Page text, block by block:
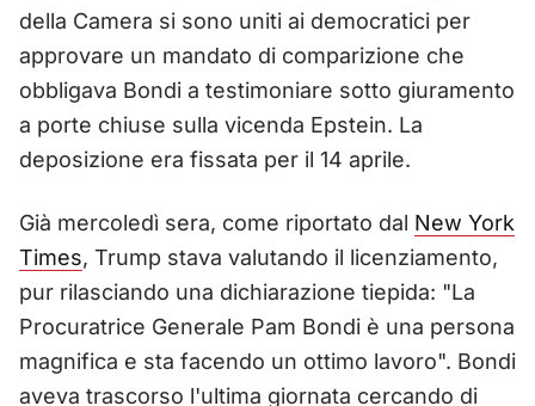
della Camera si sono uniti ai democratici per
approvare un mandato di comparizione che
obbligava Bondi a testimoniare sotto giuramento
a porte chiuse sulla vicenda Epstein. La
deposizione era fissata per il 14 aprile.
Già mercoledì sera, come riportato dal New York
Times, Trump stava valutando il licenziamento,
pur rilasciando una dichiarazione tiepida: "La
Procuratrice Generale Pam Bondi è una persona
magnifica e sta facendo un ottimo lavoro". Bondi
aveva trascorso l'ultima giornata cercando di